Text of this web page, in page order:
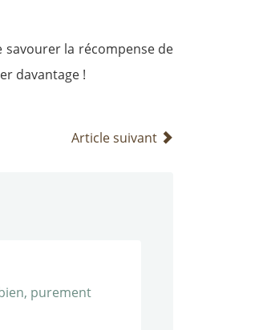
la récompense de
davantage !
Article suivant
purement